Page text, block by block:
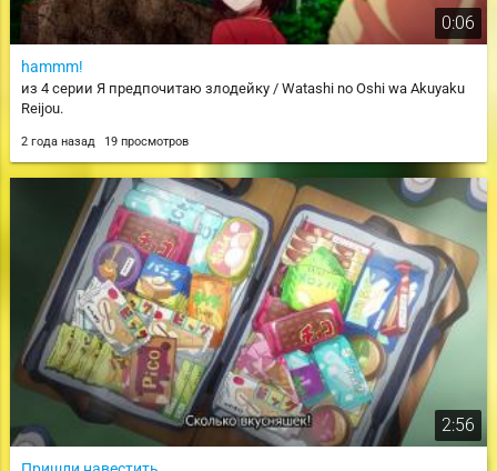
0:06
hammm!
из 4 серии Я предпочитаю злодейку / Watashi no Oshi wa Akuyaku
Reijou.
2 года назад 19 просмотров
2:56